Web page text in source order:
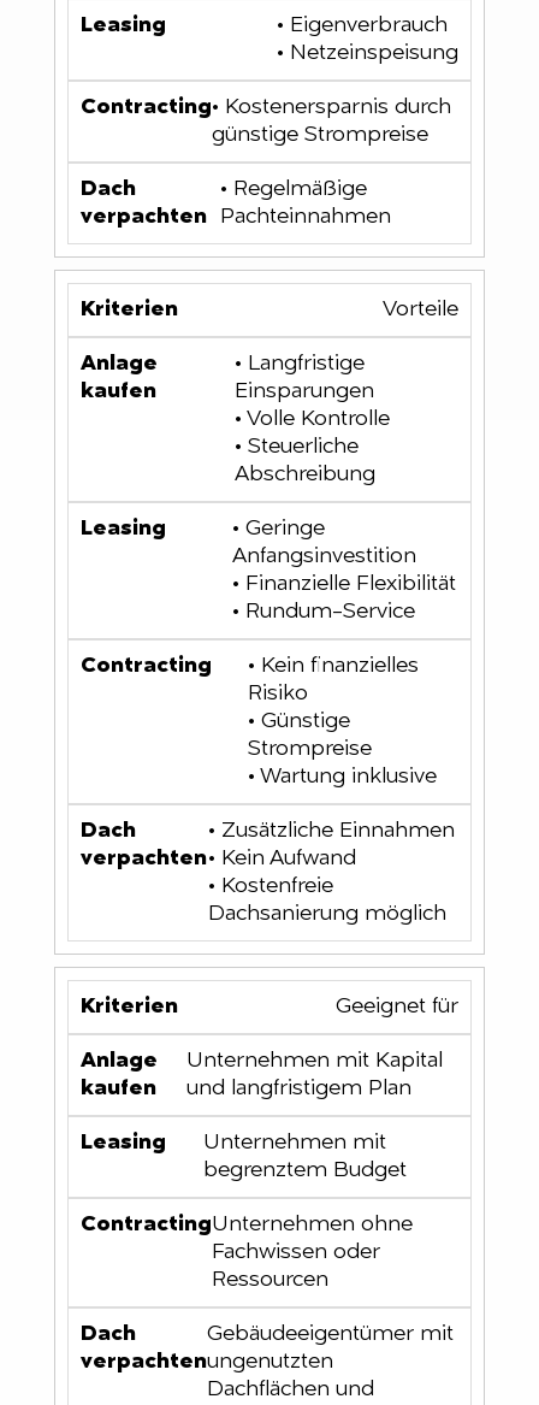
• Eigenverbrauch
• Netzeinspeisung
• Kostenersparnis durch
günstige Strompreise
• Regelmäßige
Pachteinnahmen
Vorteile
• Langfristige
Einsparungen
• Volle Kontrolle
• Steuerliche
Abschreibung
• Geringe
Anfangsinvestition
• Finanzielle Flexibilität
• Rundum-Service
• Kein finanzielles
Risiko
• Günstige
Strompreise
• Wartung inklusive
• Zusätzliche Einnahmen
• Kein Aufwand
• Kostenfreie
Dachsanierung möglich
Geeignet für
Unternehmen mit Kapital
und langfristigem Plan
Unternehmen mit
begrenztem Budget
Unternehmen ohne
Fachwissen oder
Ressourcen
Gebäudeeigentümer mit
ungenutzten
Dachflächen und